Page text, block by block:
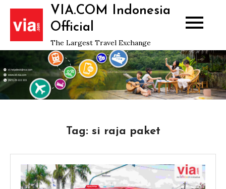
Skip
content
VIA.COM Indonesia
Official
The Largest Travel Exchange
Tag: si raja paket